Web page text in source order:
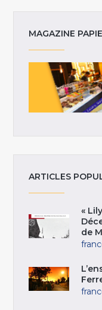
MAGAZINE
ARTICLES
«
de